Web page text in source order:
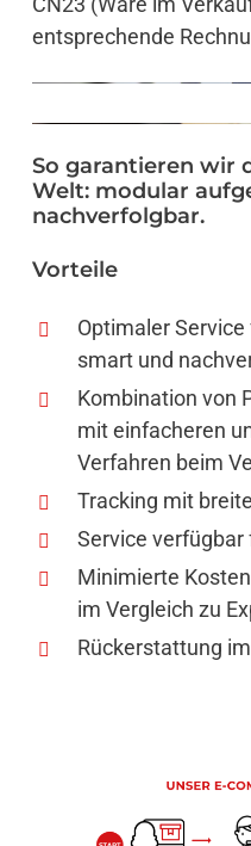
entsprechende
So garantieren wir
Welt: modular
nachverfolgbar.
Vorteile
Optimaler
smart und
Kombination von
mit einfacheren
Verfahren beim
Tracking mit
Service verfügbar
Minimierte
im Vergleich zu
Rückerstattung im